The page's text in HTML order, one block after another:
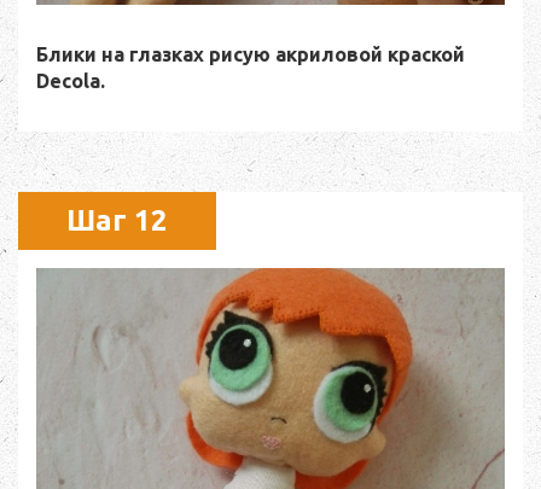
Блики на глазках рисую акриловой краской
Decola.
Шаг 12